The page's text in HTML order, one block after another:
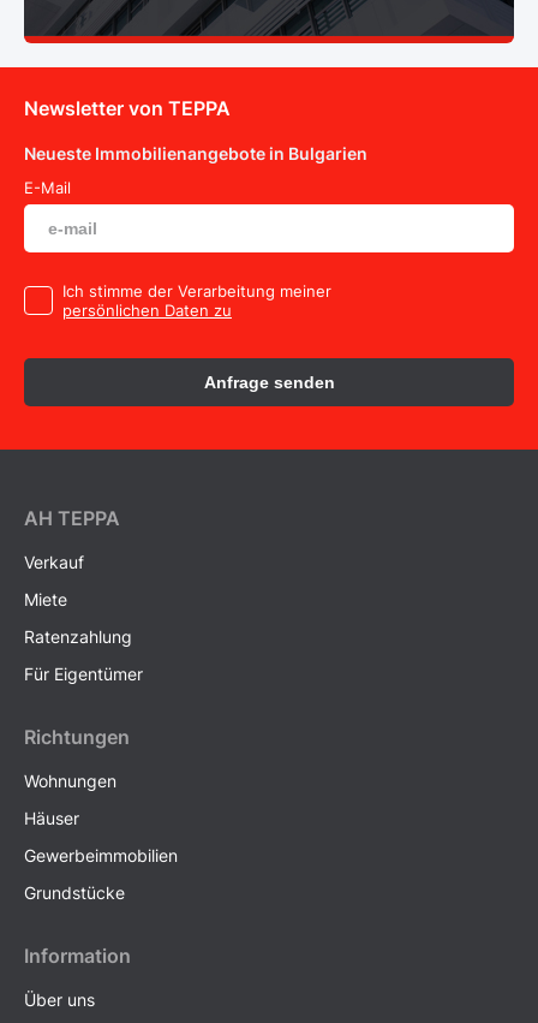
Newsletter von TEPPA
Neueste Immobilienangebote in Bulgarien
E-Mail
Ich stimme der Verarbeitung meiner
persönlichen Daten zu
Anfrage senden
AH ТEPPA
Verkauf
Miete
Ratenzahlung
Für Eigentümer
Richtungen
Wohnungen
Häuser
Gewerbeimmobilien
Grundstücke
Information
Über uns